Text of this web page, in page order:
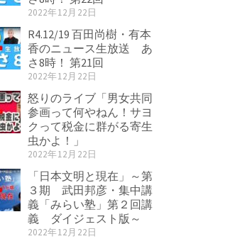
2022年12月22日
R4.12/19 百田尚樹・有本
香のニュース生放送 あ
さ8時！ 第21回
2022年12月22日
怒りのライブ「男女共同
参画って何やねん！サヨ
クって税金に群がる寄生
虫かよ！」
2022年12月22日
「日本文明と現在」～第
３期 武田邦彦・集中講
義「みらい塾」第２回講
義 ダイジェスト版～
2022年12月22日